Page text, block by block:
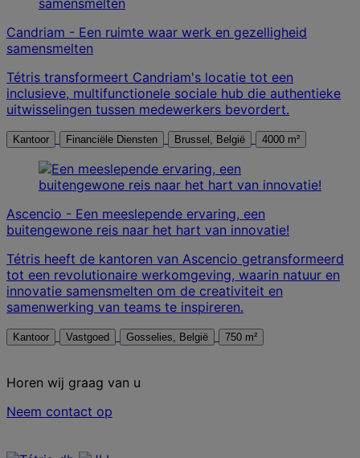
Candriam - Een ruimte waar werk en gezelligheid
samensmelten
Tétris transformeert Candriam's locatie tot een
inclusieve, multifunctionele sociale hub die authentieke
uitwisselingen tussen medewerkers bevordert.
Kantoor Financiële Diensten Brussel, België 4000 m²
Ascencio - Een meeslepende ervaring, een
buitengewone reis naar het hart van innovatie!
Tétris heeft de kantoren van Ascencio getransformeerd
tot een revolutionaire werkomgeving, waarin natuur en
innovatie samensmelten om de creativiteit en
samenwerking van teams te inspireren.
Kantoor Vastgoed Gosselies, België 750 m²
Horen wij graag van u
Neem contact op